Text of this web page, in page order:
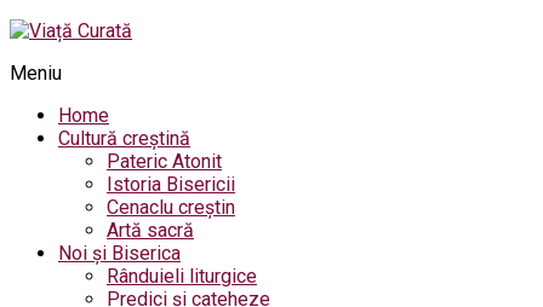
Meniu
Home
Cultură creștină
Pateric Atonit
Istoria Bisericii
Cenaclu creștin
Artă sacră
Noi și Biserica
Rânduieli liturgice
Predici și cateheze